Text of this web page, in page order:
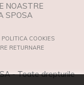
NOASTRE
SPOSA
POLITICA COOKIES
RETURNARE
- Toate drepturile